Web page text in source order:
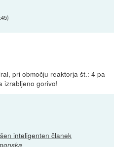
)
pri območju reaktorja št.: 4 pa
izrabljeno gorivo!
inteligenten članek